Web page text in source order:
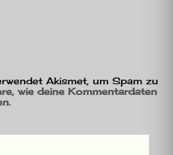
Akismet, um Spam zu
wie deine Kommentardaten